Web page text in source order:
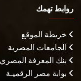
روابط تهمك
خريطة الموقع
الجامعات المصرية
بنك المعرفة المصري
بوابة مصر الرقميـة